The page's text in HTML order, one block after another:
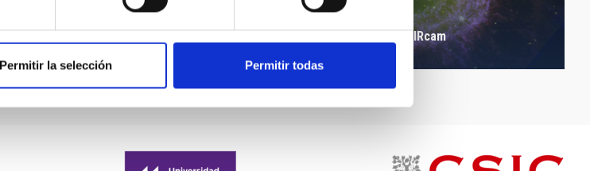
Permitir la selección Permitir todas
Nebulosa del Anillo JWST/NIRcam